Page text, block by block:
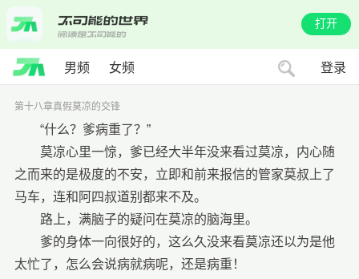
打开
男频 女频 登录
第十八章真假莫凉的交锋
“什么？爹病重了？”
莫凉心里一惊，爹已经大半年没来看过莫凉，内心随
之而来的是极度的不安，立即和前来报信的管家莫叔上了
马车，连和阿四叔道别都来不及。
路上，满脑子的疑问在莫凉的脑海里。
爹的身体一向很好的，这么久没来看莫凉还以为是他
太忙了，怎么会说病就病呢，还是病重！